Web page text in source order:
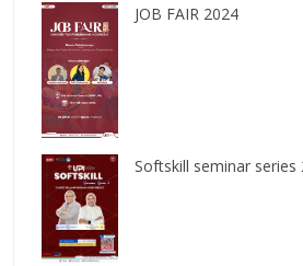
JOB FAIR 2024
Softskill seminar series